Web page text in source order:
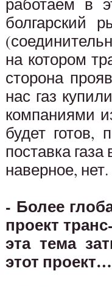
болгарский
на котором
сторона
нас газ
компаниями
будет готов,
поставка
наверное, нет.
- Более
проект
эта тема
этот проект…